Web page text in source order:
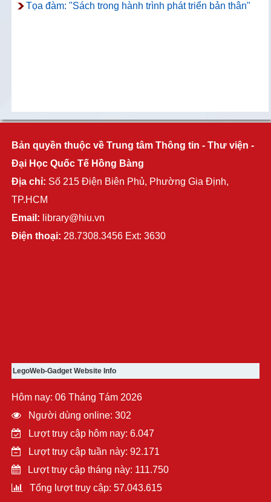
Tọa đàm: "Sách trong hành trình phát triển bản thân"
Bản quyền thuộc về Trung tâm Thông tin - Thư viện -
Đại Học Quốc Tế Hồng Bàng
Địa chỉ: Số 215 Điện Biên Phủ, Phường Gia Định,
TP.HCM
Email: library@hiu.vn
Điện thoại: 28.7308.3456 Ext: 3630
LegoWeb-Gadget Website Info
Hôm nay: 06 Tháng Tám 2026
Người dùng online: 302
Lượt truy cập hôm nay: 6.047
Lượt truy cập tuần này: 92.171
Lượt truy cập tháng này: 111.750
Tổng lượt truy cập: 57.043.615